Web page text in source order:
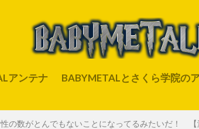
アンテナ BABYMETALとさくら学院の
の数がとんでもないことになってるみたいだ！ 【